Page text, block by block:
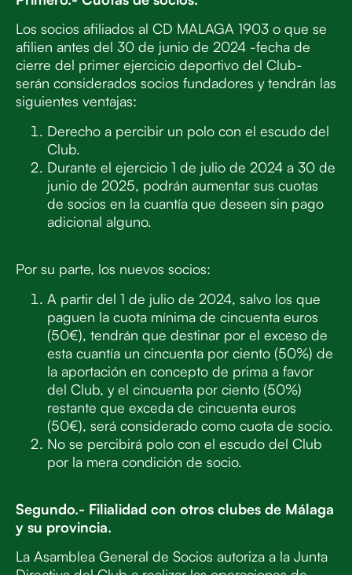
Los socios afiliados al CD MALAGA 1903 o que se
afilien antes del 30 de junio de 2024 -fecha de
cierre del primer ejercicio deportivo del Club-
serán considerados socios fundadores y tendrán las
siguientes ventajas:
Derecho a percibir un polo con el escudo del
Club.
Durante el ejercicio 1 de julio de 2024 a 30 de
junio de 2025, podrán aumentar sus cuotas
de socios en la cuantía que deseen sin pago
adicional alguno.
Por su parte, los nuevos socios:
A partir del 1 de julio de 2024, salvo los que
paguen la cuota mínima de cincuenta euros
(50€), tendrán que destinar por el exceso de
esta cuantía un cincuenta por ciento (50%) de
la aportación en concepto de prima a favor
del Club, y el cincuenta por ciento (50%)
restante que exceda de cincuenta euros
(50€), será considerado como cuota de socio.
No se percibirá polo con el escudo del Club
por la mera condición de socio.
Segundo.- Filialidad con otros clubes de Málaga
y su provincia.
La Asamblea General de Socios autoriza a la Junta